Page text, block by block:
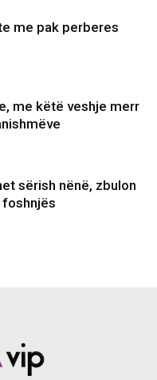
me pak perberes
me këtë veshje merr
sërish nënë, zbulon
foshnjës